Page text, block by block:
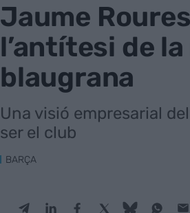
Jaume
l’antítesi de
blaugrana
Una visió empresarial
ser el club
BARÇA